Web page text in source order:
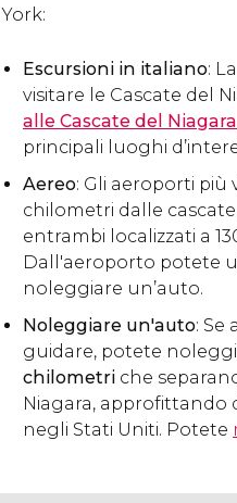
York:
Escursioni in italiano:
visitare le Cascate del
alle Cascate del Niagara
principali luoghi
Aereo: Gli aeroporti più
chilometri dalle
entrambi localizzati a
Dall'aeroporto potete
noleggiare un’auto.
Noleggiare un'auto: Se
guidare, potete
chilometri che
Niagara, approfittando
negli Stati Uniti. Potete